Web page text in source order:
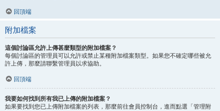
回頂端
附加檔案
這個討論區允許上傳甚麼類型的附加檔案？
每個討論區的管理員可以允許或禁止某種附加檔案類型。如果您不確定哪些被允
許上傳，那麼請聯繫管理員以求協助。
回頂端
我要如何找到所有我已上傳的附加檔案？
如果要找到您已上傳附加檔案的列表，那麼前往會員控制台，進而點選「管理附